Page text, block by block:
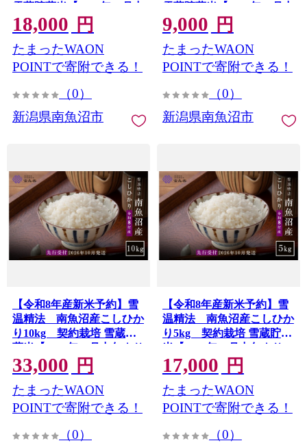
雪蔵貯蔵米【2026年10月中
旬より1か月以内に発送】
18,000 円
たまったWAON
POINTで寄附できる！
（0）
新潟県南魚沼市
雪蔵貯蔵米【2026年10月中
旬より1か月以内に発送】
9,000 円
たまったWAON
POINTで寄附できる！
（0）
新潟県南魚沼市
【令和8年産新米予約】雪
温精法 南魚沼産こしひか
り10kg 契約栽培 雪蔵貯
蔵米【2026年10月中旬より
1か月以内に発送】
33,000 円
たまったWAON
POINTで寄附できる！
（0）
【令和8年産新米予約】雪
温精法 南魚沼産こしひか
り5kg 契約栽培 雪蔵貯蔵
米【2026年10月中旬より1
か月以内に発送】
17,000 円
たまったWAON
POINTで寄附できる！
（0）